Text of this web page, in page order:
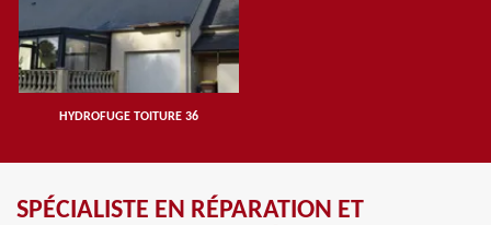
HYDROFUGE TOITURE 36
SPÉCIALISTE EN RÉPARATION ET